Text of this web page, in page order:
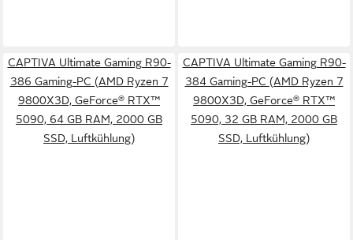
CAPTIVA Ultimate Gaming R90-
386 Gaming-PC (AMD Ryzen 7
9800X3D, GeForce® RTX™
5090, 64 GB RAM, 2000 GB
SSD, Luftkühlung)
CAPTIVA Ultimate Gaming R90-
384 Gaming-PC (AMD Ryzen 7
9800X3D, GeForce® RTX™
5090, 32 GB RAM, 2000 GB
SSD, Luftkühlung)